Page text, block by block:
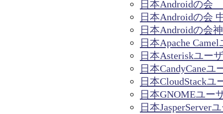
日本Androidの会
日本Androidの会
日本Androidの会
日本Apache
日本Asteriskユー
日本CandyCaneユ
日本CloudStackユ
日本GNOMEユー
日本JasperServer